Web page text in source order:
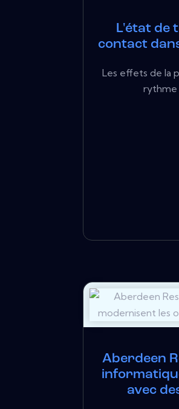
L'état de
contact
Les effets de la
rythme
Aberdeen
avec